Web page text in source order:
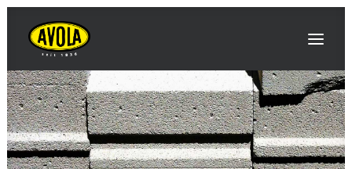
AVOLA
INNOVAZIONI / NOTIZIE